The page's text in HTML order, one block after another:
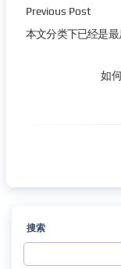
Previous Post
本文分类下已经是最
如
搜索